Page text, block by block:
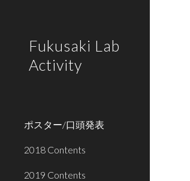
Fukusaki Lab
Activity
ポスター/口頭発表
2018 Contents
2019 Contents